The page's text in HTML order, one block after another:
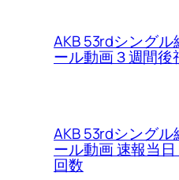
AKB 53rdシング
ール動画３週間後
AKB 53rdシング
ール動画 速報当
回数